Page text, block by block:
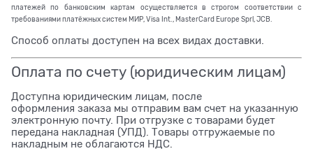
платежей по банковским картам осуществляется в строгом соответствии с
требованиями платёжных систем МИР, Visa Int., MasterCard Europe Sprl, JCB.
Способ оплаты доступен на всех видах доставки.
Оплата по счету (юридическим лицам)
Доступна юридическим лицам, после
оформления заказа мы отправим вам счет на указанную
электронную почту. При отгрузке с товарами будет
передана накладная (УПД). Товары отгружаемые по
накладным не облагаются НДС.